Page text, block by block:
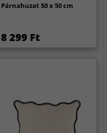
Párnahuzat 50 x 50 cm
8 299 Ft